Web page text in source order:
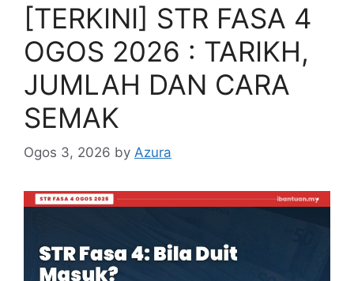
[TERKINI] STR FASA 4
OGOS 2026 : TARIKH,
JUMLAH DAN CARA
SEMAK
Ogos 3, 2026 by Azura